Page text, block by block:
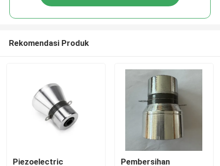
Rekomendasi Produk
Piezoelectric
Pembersihan